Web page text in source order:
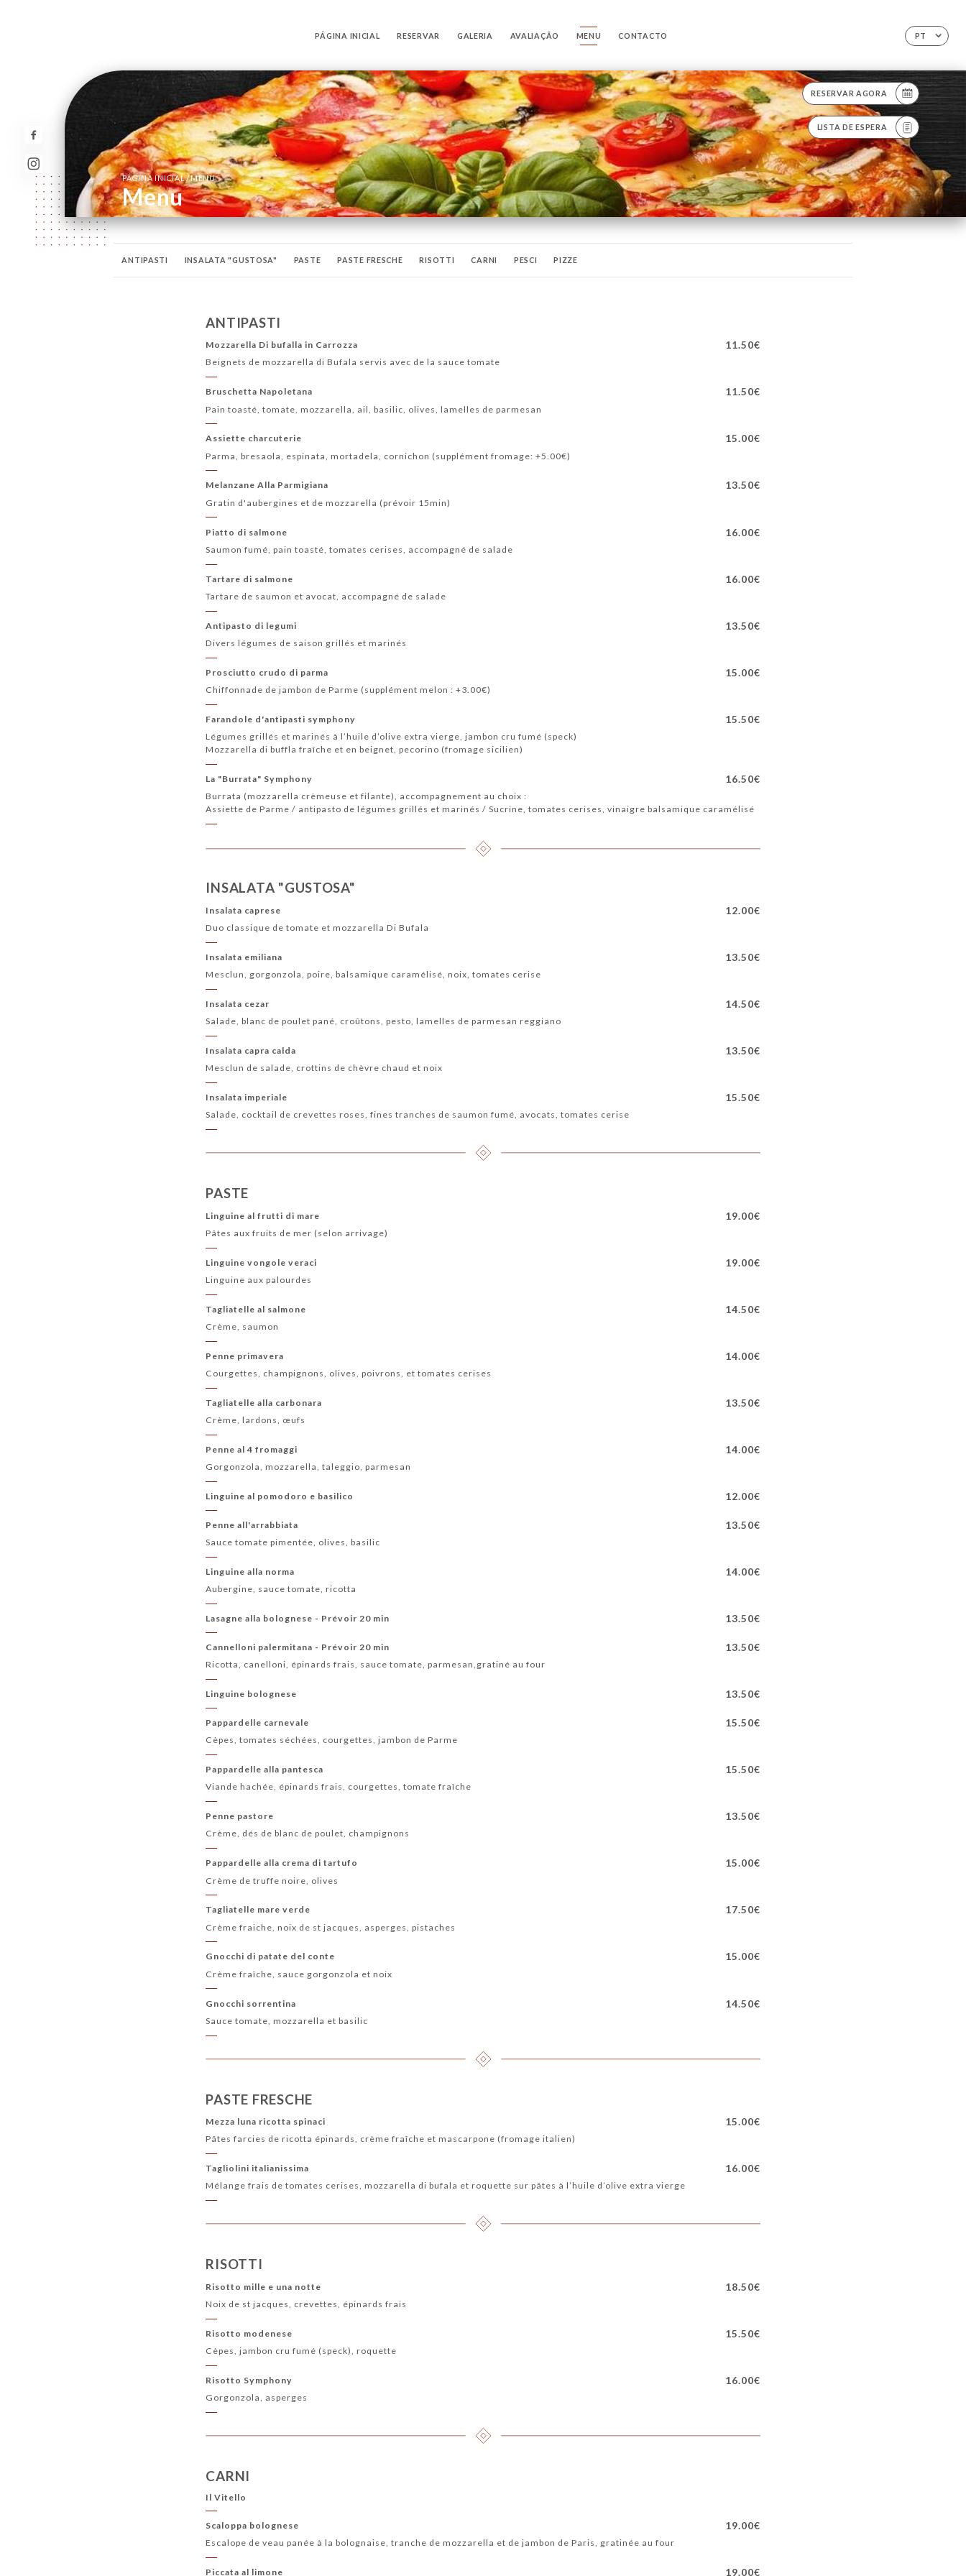
PT
PÁGINA INICIAL RESERVAR GALERIA AVALIAÇÃO MENU CONTACTO
RESERVAR AGORA
LISTA DE ESPERA
PÁGINA INICIAL/MENU
Menu
ANTIPASTI INSALATA "GUSTOSA" PASTE PASTE FRESCHE RISOTTI CARNI PESCI PIZZE
ANTIPASTI
Mozzarella Di bufalla in Carrozza 11.50€
Beignets de mozzarella di Bufala servis avec de la sauce tomate
Bruschetta Napoletana 11.50€
Pain toasté, tomate, mozzarella, ail, basilic, olives, lamelles de parmesan
Assiette charcuterie 15.00€
Parma, bresaola, espinata, mortadela, cornichon (supplément fromage: +5.00€)
Melanzane Alla Parmigiana 13.50€
Gratin d'aubergines et de mozzarella (prévoir 15min)
Piatto di salmone 16.00€
Saumon fumé, pain toasté, tomates cerises, accompagné de salade
Tartare di salmone 16.00€
Tartare de saumon et avocat, accompagné de salade
Antipasto di legumi 13.50€
Divers légumes de saison grillés et marinés
Prosciutto crudo di parma 15.00€
Chiffonnade de jambon de Parme (supplément melon : +3.00€)
Farandole d'antipasti symphony 15.50€
Légumes grillés et marinés à l’huile d’olive extra vierge, jambon cru fumé (speck)
Mozzarella di buffla fraîche et en beignet, pecorino (fromage sicilien)
La "Burrata" Symphony 16.50€
Burrata (mozzarella crèmeuse et filante), accompagnement au choix :
Assiette de Parme / antipasto de légumes grillés et marinés / Sucrine, tomates cerises, vinaigre balsamique caramélisé
INSALATA "GUSTOSA"
Insalata caprese 12.00€
Duo classique de tomate et mozzarella Di Bufala
Insalata emiliana 13.50€
Mesclun, gorgonzola, poire, balsamique caramélisé, noix, tomates cerise
Insalata cezar 14.50€
Salade, blanc de poulet pané, croûtons, pesto, lamelles de parmesan reggiano
Insalata capra calda 13.50€
Mesclun de salade, crottins de chèvre chaud et noix
Insalata imperiale 15.50€
Salade, cocktail de crevettes roses, fines tranches de saumon fumé, avocats, tomates cerise
PASTE
Linguine al frutti di mare 19.00€
Pâtes aux fruits de mer (selon arrivage)
Linguine vongole veraci 19.00€
Linguine aux palourdes
Tagliatelle al salmone 14.50€
Crème, saumon
Penne primavera 14.00€
Courgettes, champignons, olives, poivrons, et tomates cerises
Tagliatelle alla carbonara 13.50€
Crème, lardons, œufs
Penne al 4 fromaggi 14.00€
Gorgonzola, mozzarella, taleggio, parmesan
Linguine al pomodoro e basilico 12.00€
Penne all'arrabbiata 13.50€
Sauce tomate pimentée, olives, basilic
Linguine alla norma 14.00€
Aubergine, sauce tomate, ricotta
Lasagne alla bolognese - Prévoir 20 min 13.50€
Cannelloni palermitana - Prévoir 20 min 13.50€
Ricotta, canelloni, épinards frais, sauce tomate, parmesan,gratiné au four
Linguine bolognese 13.50€
Pappardelle carnevale 15.50€
Cèpes, tomates séchées, courgettes, jambon de Parme
Pappardelle alla pantesca 15.50€
Viande hachée, épinards frais, courgettes, tomate fraîche
Penne pastore 13.50€
Crème, dés de blanc de poulet, champignons
Pappardelle alla crema di tartufo 15.00€
Crème de truffe noire, olives
Tagliatelle mare verde 17.50€
Crème fraiche, noix de st jacques, asperges, pistaches
Gnocchi di patate del conte 15.00€
Crème fraîche, sauce gorgonzola et noix
Gnocchi sorrentina 14.50€
Sauce tomate, mozzarella et basilic
PASTE FRESCHE
Mezza luna ricotta spinaci 15.00€
Pâtes farcies de ricotta épinards, crème fraîche et mascarpone (fromage italien)
Tagliolini italianissima 16.00€
Mélange frais de tomates cerises, mozzarella di bufala et roquette sur pâtes à l’huile d’olive extra vierge
RISOTTI
Risotto mille e una notte 18.50€
Noix de st jacques, crevettes, épinards frais
Risotto modenese 15.50€
Cèpes, jambon cru fumé (speck), roquette
Risotto Symphony 16.00€
Gorgonzola, asperges
CARNI
Il Vitello
Scaloppa bolognese 19.00€
Escalope de veau panée à la bolognaise, tranche de mozzarella et de jambon de Paris, gratinée au four
Piccata al limone 19.00€